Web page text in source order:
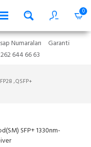
0
Numaraları
Garanti
644 66 63
,QSFP+
SFP+ 1330nm-